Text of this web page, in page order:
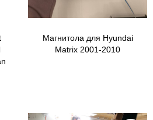
Магнитола для Hyundai
Matrix 2001-2010